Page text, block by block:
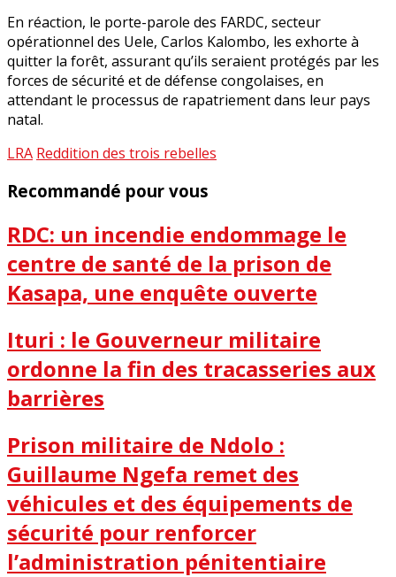
En réaction, le porte-parole des FARDC, secteur
opérationnel des Uele, Carlos Kalombo, les exhorte à
quitter la forêt, assurant qu’ils seraient protégés par les
forces de sécurité et de défense congolaises, en
attendant le processus de rapatriement dans leur pays
natal.
LRA Reddition des trois rebelles
Recommandé pour vous
RDC: un incendie endommage le
centre de santé de la prison de
Kasapa, une enquête ouverte
Ituri : le Gouverneur militaire
ordonne la fin des tracasseries aux
barrières
Prison militaire de Ndolo :
Guillaume Ngefa remet des
véhicules et des équipements de
sécurité pour renforcer
l’administration pénitentiaire